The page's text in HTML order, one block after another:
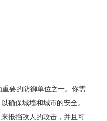
要的防御单位之一。你需
确保城墙和城市的安全。
抵挡敌人的攻击，并且可